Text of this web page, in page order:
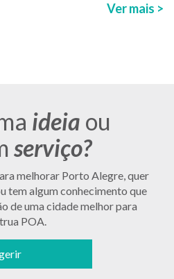
Ver mais >
ideia ou
serviço?
melhorar Porto Alegre, quer
tem algum conhecimento que
de uma cidade melhor para
POA.